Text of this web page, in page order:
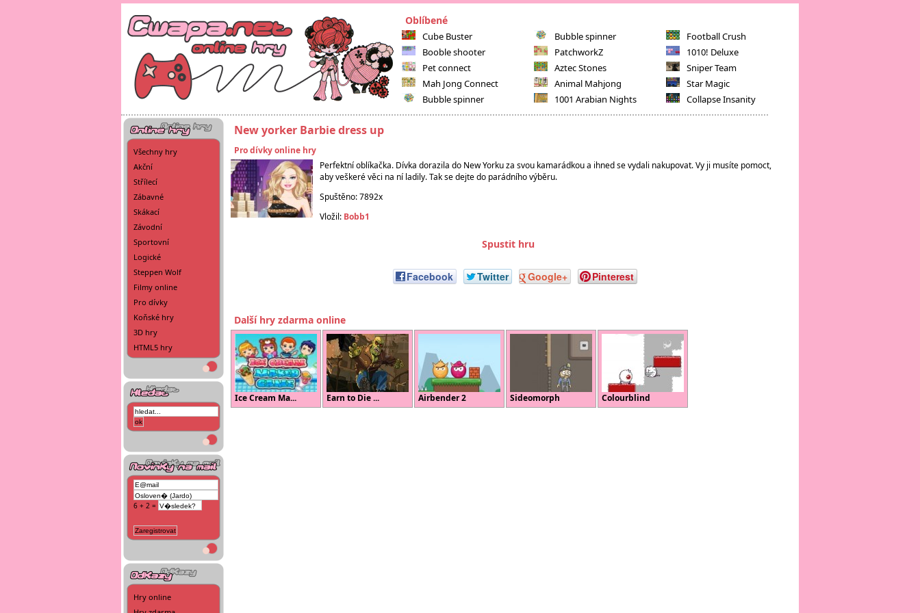
Oblíbené
Cube Buster
Booble shooter
Pet connect
Mah Jong Connect
Bubble spinner
Bubble spinner
PatchworkZ
Aztec Stones
Animal Mahjong
1001 Arabian Nights
Football Crush
1010! Deluxe
Sniper Team
Star Magic
Collapse Insanity
Všechny hry
Akční
Střílecí
Zábavné
Skákací
Závodní
Sportovní
Logické
Steppen Wolf
Filmy online
Pro dívky
Koňské hry
3D hry
HTML5 hry
6 + 2 =
Hry online
New yorker Barbie dress up
Pro dívky online hry
Perfektní oblíkačka. Dívka dorazila do New Yorku za svou kamarádkou a ihned se vydali nakupovat. Vy ji musíte pomoct,
aby veškeré věci na ní ladily. Tak se dejte do parádního výběru.
Spuštěno: 7892x
Vložil: Bobb1
Spustit hru
Facebook Twitter Google+ Pinterest
Další hry zdarma online
Ice Cream Ma... Earn to Die ... Airbender 2 Sideomorph Colourblind